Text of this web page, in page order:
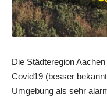
Die Städteregion
Covid19 (besser
Umgebung als sehr